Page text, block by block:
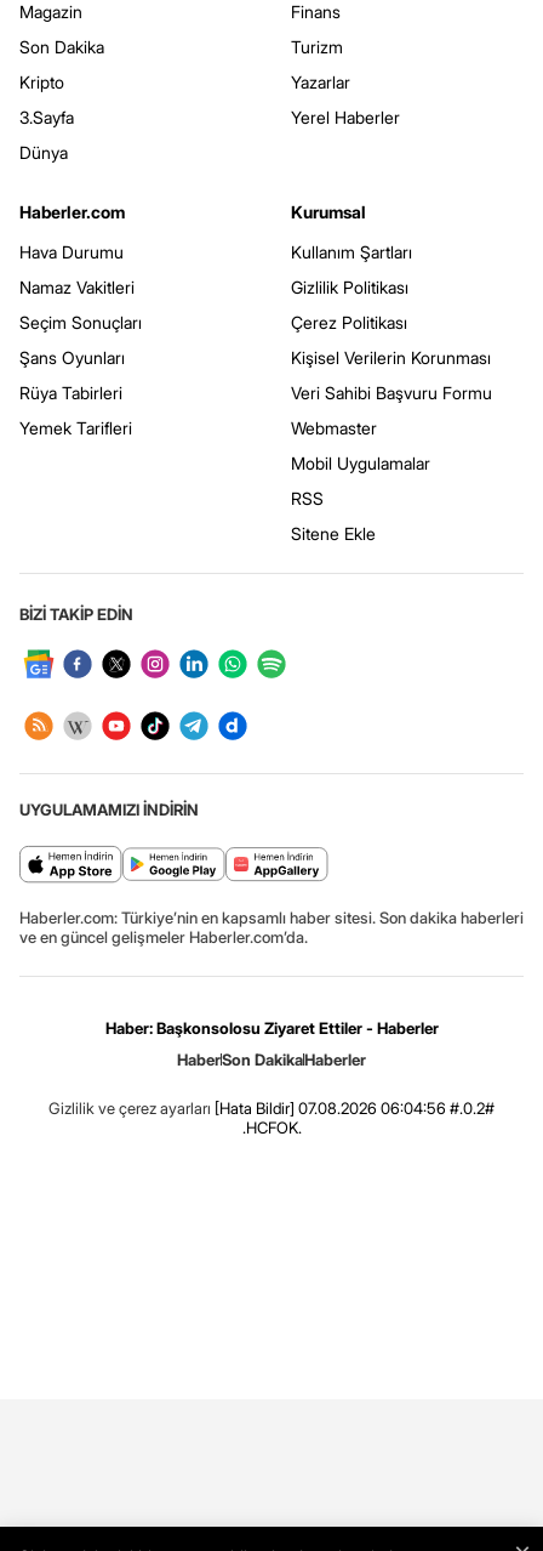
Magazin
Son Dakika
Kripto
3.Sayfa
Dünya
Finans
Turizm
Yazarlar
Yerel Haberler
Haberler.com
Hava Durumu
Namaz Vakitleri
Seçim Sonuçları
Şans Oyunları
Rüya Tabirleri
Yemek Tarifleri
Kurumsal
Kullanım Şartları
Gizlilik Politikası
Çerez Politikası
Kişisel Verilerin Korunması
Veri Sahibi Başvuru Formu
Webmaster
Mobil Uygulamalar
RSS
Sitene Ekle
BİZİ TAKİP EDİN
UYGULAMAMIZI İNDİRİN
Haberler.com: Türkiye’nin en kapsamlı haber sitesi. Son dakika haberleri
ve en güncel gelişmeler Haberler.com’da.
Haber: Başkonsolosu Ziyaret Ettiler - Haberler
HaberSon DakikaHaberler
Gizlilik ve çerez ayarları [Hata Bildir] 07.08.2026 06:04:56 #.0.2#
.HCFOK.